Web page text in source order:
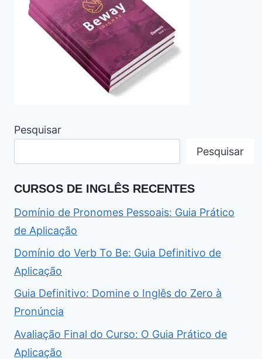
Pesquisar
Pesquisar
CURSOS DE INGLÊS RECENTES
Domínio de Pronomes Pessoais: Guia Prático
de Aplicação
Domínio do Verb To Be: Guia Definitivo de
Aplicação
Guia Definitivo: Domine o Inglês do Zero à
Pronúncia
Avaliação Final do Curso: O Guia Prático de
Aplicação